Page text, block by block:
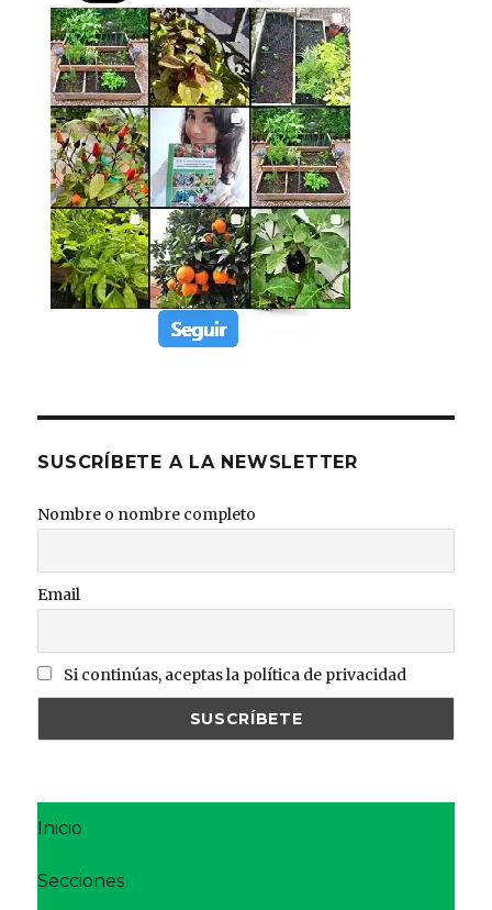
SUSCRÍBETE A LA NEWSLETTER
Nombre o nombre completo
Email
Si continúas, aceptas la política de privacidad
Inicio
Secciones